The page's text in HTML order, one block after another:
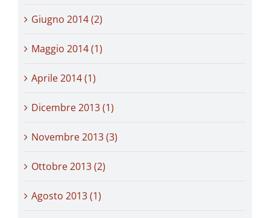
Giugno 2014 (2)
Maggio 2014 (1)
Aprile 2014 (1)
Dicembre 2013 (1)
Novembre 2013 (3)
Ottobre 2013 (2)
Agosto 2013 (1)